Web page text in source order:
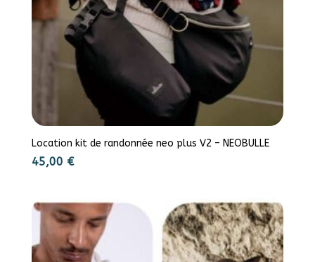
Location kit de randonnée neo plus V2 – NEOBULLE
45,00 €